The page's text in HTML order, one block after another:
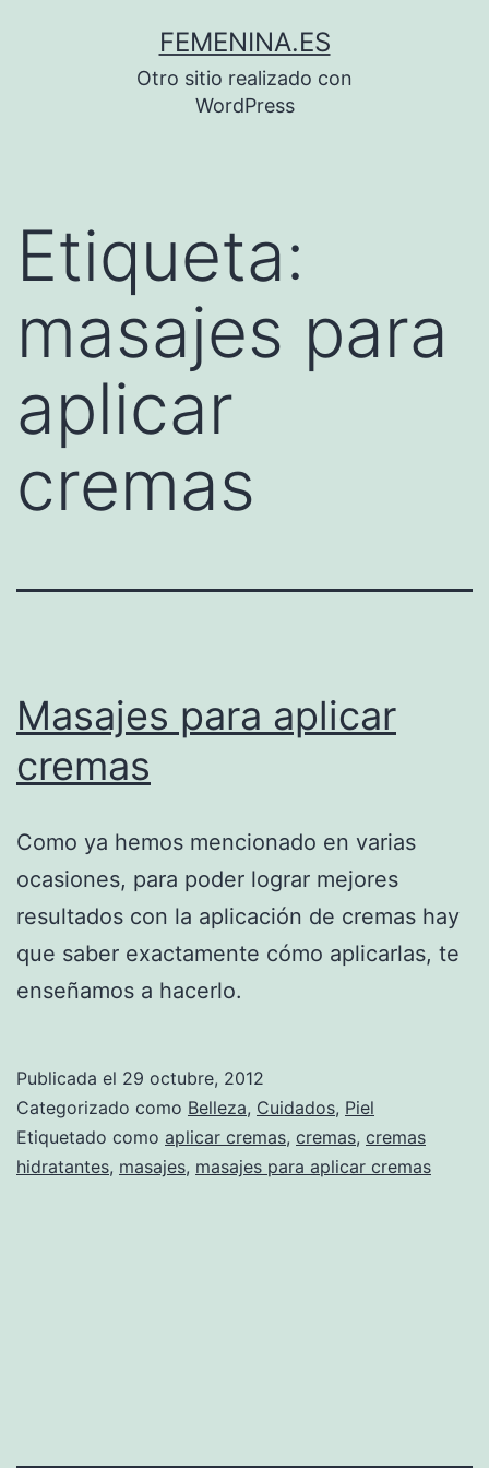
FEMENINA.ES
Otro sitio realizado con
WordPress
Etiqueta:
masajes para
aplicar
cremas
Masajes para aplicar
cremas
Como ya hemos mencionado en varias
ocasiones, para poder lograr mejores
resultados con la aplicación de cremas hay
que saber exactamente cómo aplicarlas, te
enseñamos a hacerlo.
Publicada el 29 octubre, 2012
Categorizado como Belleza, Cuidados, Piel
Etiquetado como aplicar cremas, cremas, cremas
hidratantes, masajes, masajes para aplicar cremas